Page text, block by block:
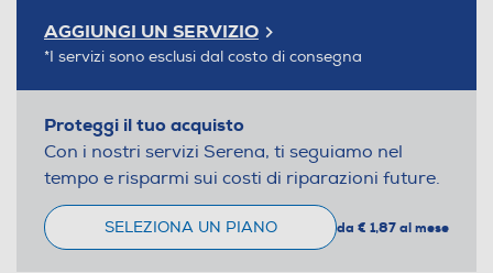
AGGIUNGI UN SERVIZIO
*I servizi sono esclusi dal costo di consegna
Proteggi il tuo acquisto
Con i nostri servizi Serena, ti seguiamo nel
tempo e risparmi sui costi di riparazioni future.
SELEZIONA UN PIANO da € 1,87 al mese